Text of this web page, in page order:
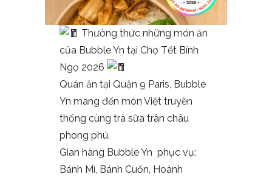
Thưởng thức những món ăn
của Bubble Yn tại Chợ Tết Bính
Ngọ 2026
Quán ăn tại Quận 9 Paris, Bubble
Yn mang đến món Việt truyền
thống cùng trà sữa trân châu
phong phú.
Gian hàng Bubble Yn phục vụ:
Bánh Mì, Bánh Cuốn, Hoành